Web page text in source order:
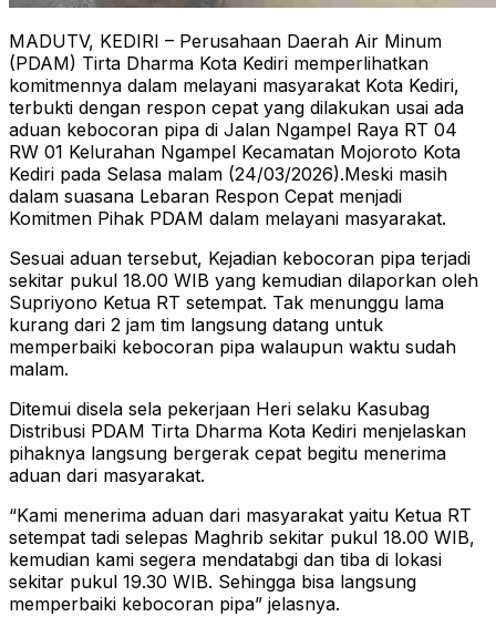
MADUTV, KEDIRI – Perusahaan Daerah Air Minum
(PDAM) Tirta Dharma Kota Kediri memperlihatkan
komitmennya dalam melayani masyarakat Kota Kediri,
terbukti dengan respon cepat yang dilakukan usai ada
aduan kebocoran pipa di Jalan Ngampel Raya RT 04
RW 01 Kelurahan Ngampel Kecamatan Mojoroto Kota
Kediri pada Selasa malam (24/03/2026).Meski masih
dalam suasana Lebaran Respon Cepat menjadi
Komitmen Pihak PDAM dalam melayani masyarakat.
Sesuai aduan tersebut, Kejadian kebocoran pipa terjadi
sekitar pukul 18.00 WIB yang kemudian dilaporkan oleh
Supriyono Ketua RT setempat. Tak menunggu lama
kurang dari 2 jam tim langsung datang untuk
memperbaiki kebocoran pipa walaupun waktu sudah
malam.
Ditemui disela sela pekerjaan Heri selaku Kasubag
Distribusi PDAM Tirta Dharma Kota Kediri menjelaskan
pihaknya langsung bergerak cepat begitu menerima
aduan dari masyarakat.
“Kami menerima aduan dari masyarakat yaitu Ketua RT
setempat tadi selepas Maghrib sekitar pukul 18.00 WIB,
kemudian kami segera mendatabgi dan tiba di lokasi
sekitar pukul 19.30 WIB. Sehingga bisa langsung
memperbaiki kebocoran pipa” jelasnya.